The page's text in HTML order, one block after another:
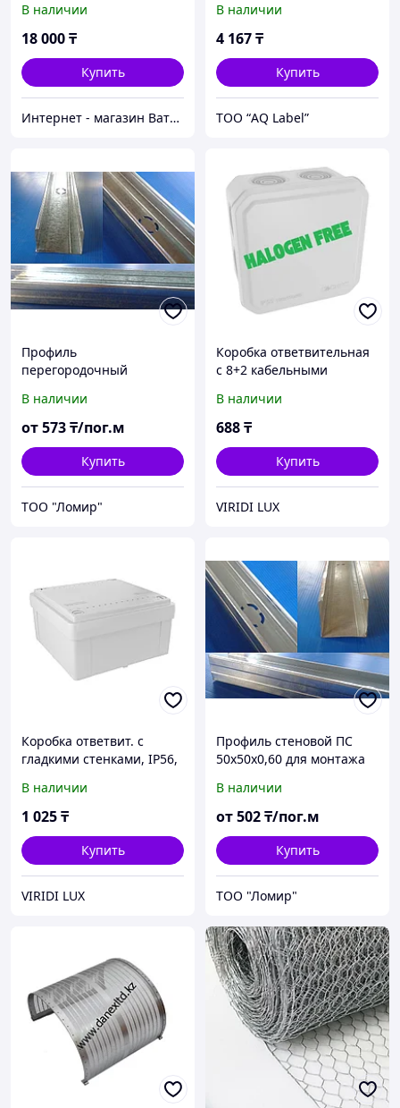
В наличии
18 000₸
Купить
Интернет - магазин Ватцап
мкм/75UM PP Synthetic
label 100х50, 1500pcs
В наличии
4 167₸
Купить
ТОО “AQ Label”
Профиль
перегородочный
для монтажа
гипсокартона
В наличии
от573₸/пог.м
Купить
ТОО "Ломир"
Коробка ответвительная
с 8+2 кабельными
IP55,100х100х50 мм
В наличии
688₸
Купить
VIRIDI LUX
Коробка ответвит. с
гладкими стенками, IP56,
В наличии
1 025₸
Купить
VIRIDI LUX
Профиль стеновой ПС
50х50х0,60 для монтажа
В наличии
от502₸/пог.м
Купить
ТОО "Ломир"